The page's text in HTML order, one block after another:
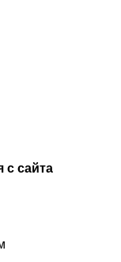
сайта